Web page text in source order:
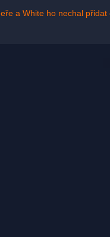
a White ho nechal přidat